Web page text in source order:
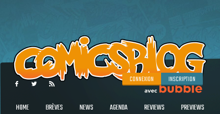
CONNEXION INSCRIPTION
HOME BRÈVES NEWS AGENDA REVIEWS PREVIEWS